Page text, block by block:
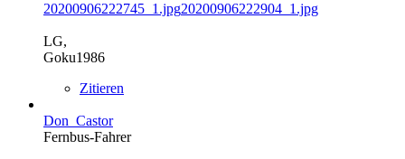
20200906222745_1.jpg20200906222904_1.jpg
LG,
Goku1986
Zitieren
Don_Castor
Fernbus-Fahrer